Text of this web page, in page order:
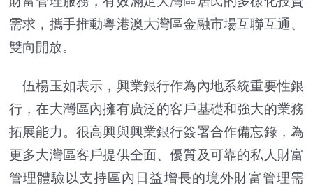
需求，攜手推動粵港澳大灣區金融市場互聯互通、
雙向開放。
伍楊玉如表示，興業銀行作為內地系統重要性銀
行，在大灣區內擁有廣泛的客戶基礎和強大的業務
拓展能力。很高興與興業銀行簽署合作備忘錄，為
更多大灣區客戶提供全面、優質及可靠的私人財富
管理體驗以支持區內日益增長的境外財富管理需